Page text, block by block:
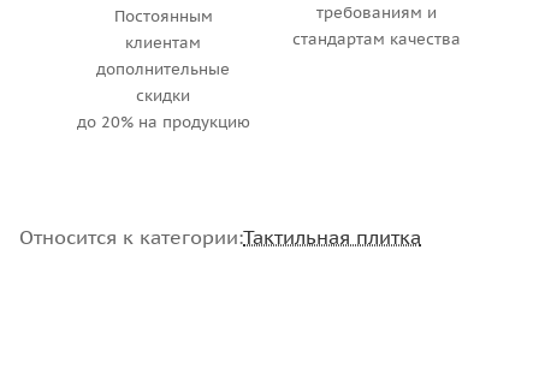
Постоянным
клиентам
дополнительные
скидки
до 20% на продукцию
требованиям и
стандартам качества
Относится к категории:Тактильная плитка